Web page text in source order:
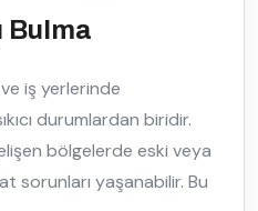
Bulma
iş yerlerinde
durumlardan biridir.
bölgelerde eski veya
sorunları yaşanabilir. Bu